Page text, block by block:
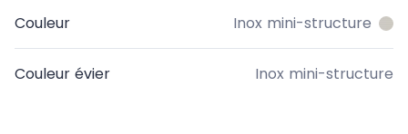
Couleur Inox mini-structure
Couleur évier Inox mini-structure